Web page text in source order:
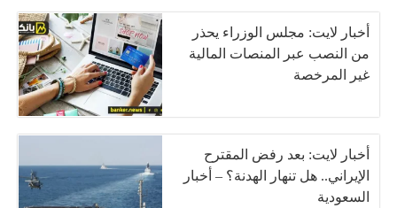
أخبار لايت: مجلس الوزراء يحذر
من النصب عبر المنصات المالية
غير المرخصة
أخبار لايت: بعد رفض المقترح
الإيراني.. هل تنهار الهدنة؟ – أخبار
السعودية